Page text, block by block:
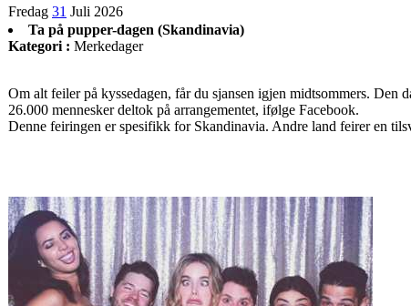
Fredag 31 Juli 2026
Ta på pupper-dagen (Skandinavia)
Kategori : Merkedager
Om alt feiler på kyssedagen, får du sjansen igjen midtsommers. Den
26.000 mennesker deltok på arrangementet, ifølge Facebook.
Denne feiringen er spesifikk for Skandinavia. Andre land feirer en